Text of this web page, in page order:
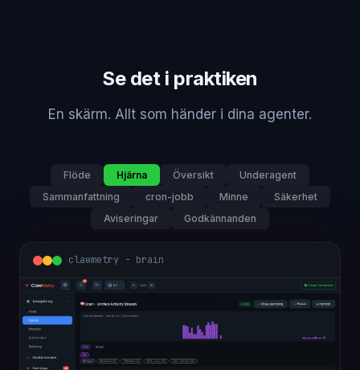
Se det i praktiken
En skärm. Allt som händer i dina agenter.
Flöde Hjärna Översikt
Underagent
Sammanfattning
cron-jobb Minne
Säkerhet
Aviseringar
Godkännanden
clawmetry - brain